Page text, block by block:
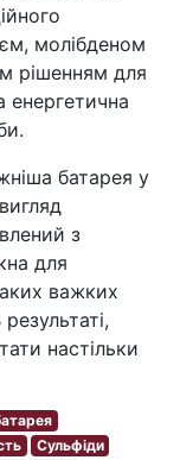
молібденом
рішенням для
енергетична
батарея у
з
для
важких
настільки
Сульфіди